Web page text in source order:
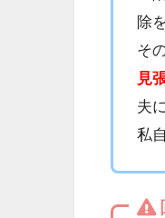
除
そ
見
夫
私